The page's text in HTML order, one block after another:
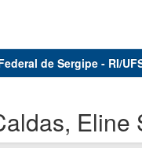
de Sergipe - RI/
Eline